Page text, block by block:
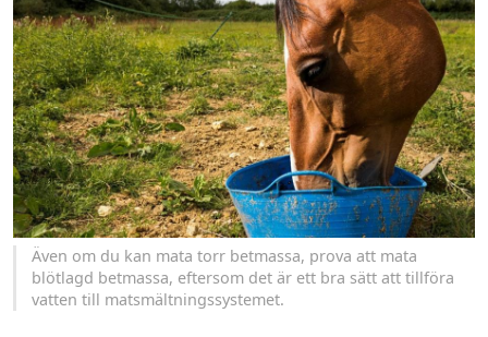
Även om du kan mata torr betmassa, prova att mata
blötlagd betmassa, eftersom det är ett bra sätt att tillföra
vatten till matsmältningssystemet.